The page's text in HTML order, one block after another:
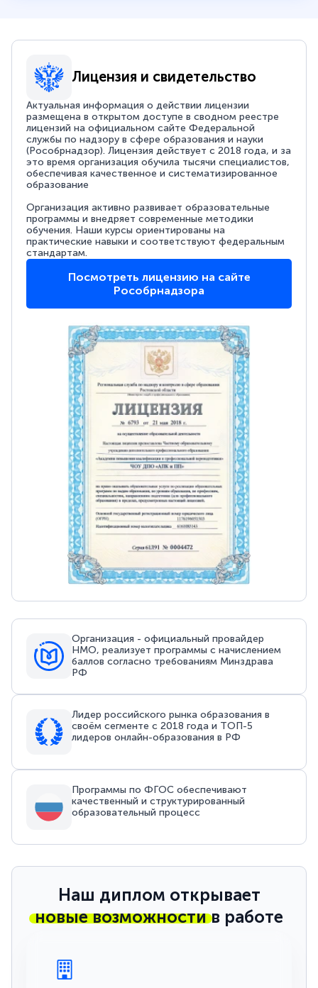
Лицензия и свидетельство
Актуальная информация о действии лицензии
размещена в открытом доступе в сводном реестре
лицензий на официальном сайте Федеральной
службы по надзору в сфере образования и науки
(Рособрнадзор). Лицензия действует с 2018 года, и за
это время организация обучила тысячи специалистов,
обеспечивая качественное и систематизированное
образование
Организация активно развивает образовательные
программы и внедряет современные методики
обучения. Наши курсы ориентированы на
практические навыки и соответствуют федеральным
стандартам.
Посмотреть лицензию на сайте
Рособрнадзора
Организация - официальный провайдер
НМО, реализует программы с начислением
баллов согласно требованиям Минздрава
РФ
Лидер российского рынка образования в
своём сегменте с 2018 года и ТОП-5
лидеров онлайн-образования в РФ
Программы по ФГОС обеспечивают
качественный и структурированный
образовательный процесс
Наш диплом открывает
новые возможностив работе